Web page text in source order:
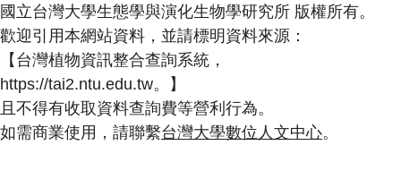
國立台灣大學生態學與演化生物學研究所 版權所有。
歡迎引用本網站資料，並請標明資料來源：
【台灣植物資訊整合查詢系統，
https://tai2.ntu.edu.tw。】
且不得有收取資料查詢費等營利行為。
如需商業使用，請聯繫台灣大學數位人文中心。